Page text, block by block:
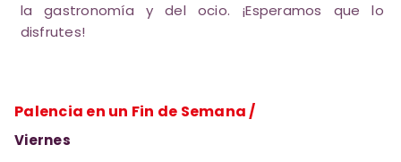
la gastronomía y del ocio. ¡Esperamos que lo
disfrutes!
Palencia en un Fin de Semana /
Viernes